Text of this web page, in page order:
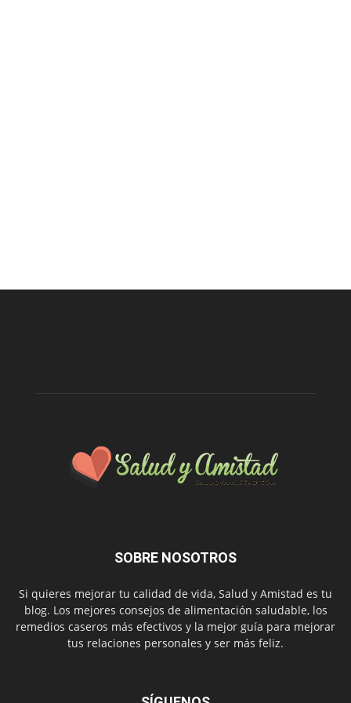
SOBRE NOSOTROS
Si quieres mejorar tu calidad de vida, Salud y Amistad es tu
blog. Los mejores consejos de alimentación saludable, los
remedios caseros más efectivos y la mejor guía para mejorar
tus relaciones personales y ser más feliz.